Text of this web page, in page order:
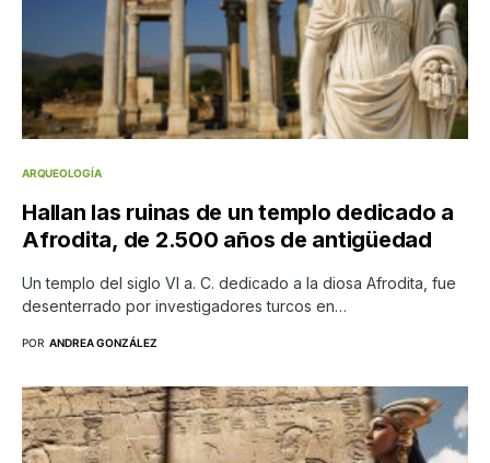
ARQUEOLOGÍA
Hallan las ruinas de un templo dedicado a
Afrodita, de 2.500 años de antigüedad
Un templo del siglo VI a. C. dedicado a la diosa Afrodita, fue
desenterrado por investigadores turcos en…
POR ANDREA GONZÁLEZ